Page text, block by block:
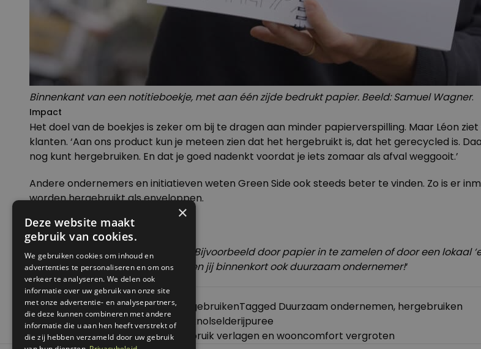
Binnenkant van een notitieboekje, met aan één zijde bedrukt papier. Beeld: Samuel Wagner.
Impact
Het doel van de boekjes is zeker om bij te dragen aan minder papierverspilling. Maar Léon
klanten. ‘Aan ons product kun je meteen zien dat het hergebruikt is, dat het gerecycled is.
nog kunt hergebruiken. En dat je goed nadenkt voordat je iets zomaar als afval weggooit.’
Andere ondernemers en initiatieven weten Green Side ook steeds beter te vinden. Zo is er
worden hergebruikt als enveloppen.
Léon doet ook nog een oproep:
‘Wil je bijdragen aan dit initiatief? Bijvoorbeeld door papier in te zamelen of door een lokaal
info@green-side.nlen wie weet ben jij binnenkort ook duurzaam ondernemer!‘
Posted inReportages,Spullen hergebruikenTagged Duurzaam ondernemen, hergebruiken
Bericht
navigatie
Previous: Basisrecept voor vegan knolselderijpuree
Next: DIY: eenvoudig je energieverbruik verlagen en wooncomfort vergroten
×
Deze website maakt
gebruik van cookies.
We gebruiken cookies om inhoud en
advertenties te personaliseren en om ons
verkeer te analyseren. We delen ook
informatie over uw gebruik van onze site
met onze advertentie- en analysepartners,
die deze kunnen combineren met andere
informatie die u aan hen heeft verstrekt of
die zij hebben verzameld door uw gebruik